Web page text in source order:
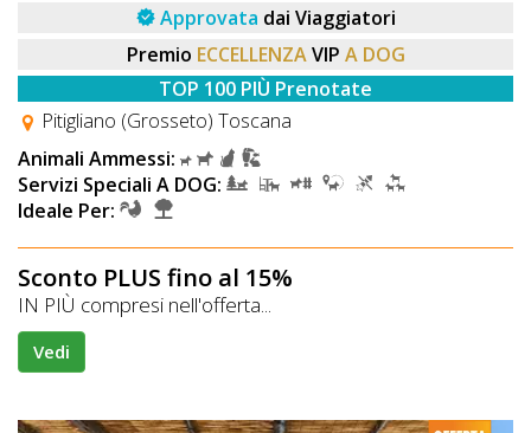
Approvata dai Viaggiatori
Premio ECCELLENZA VIP A DOG
TOP 100 PIÙ Prenotate
Pitigliano (Grosseto) Toscana
Animali Ammessi:
Servizi Speciali A DOG:
Ideale Per:
Sconto PLUS fino al 15%
IN PIÙ compresi nell'offerta...
Vedi